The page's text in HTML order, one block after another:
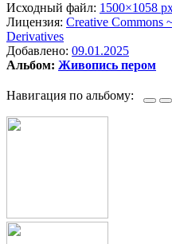
Исходный файл: 1500×1058
Лицензия: Creative Commons
Derivatives
Добавлено: 09.01.2025
Альбом: Живопись пером
Навигация по альбому: